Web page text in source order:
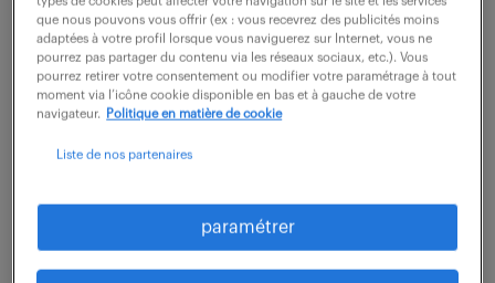
concessionnaires ainsi qu'aux clients...
voir l'offre
specialiste support technique
electromobilite (f/h)
que nous pouvons vous offrir (ex : vous recevrez des publicités moins
adaptées à votre profil lorsque vous naviguerez sur Internet, vous ne
pourrez pas partager du contenu via les réseaux sociaux, etc.). Vous
pourrez retirer votre consentement ou modifier votre paramétrage à tout
moment via l’icône cookie disponible en bas et à gauche de votre
navigateur.
Politique en matière de cookie
Liste de nos partenaires
paramétrer